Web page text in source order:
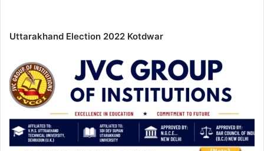
Uttarakhand Election 2022 Kotdwar